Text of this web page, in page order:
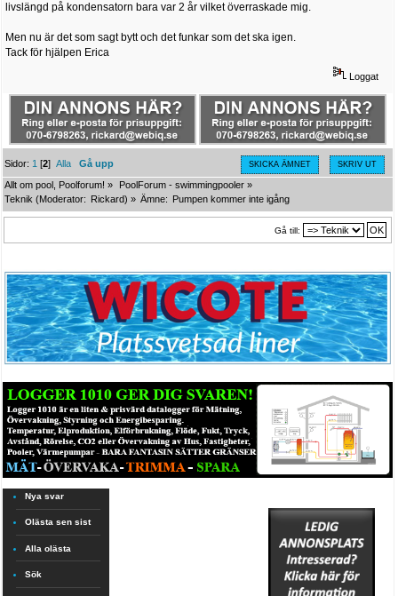
livslängd på kondensatorn bara var 2 år vilket överraskade mig.
Men nu är det som sagt bytt och det funkar som det ska igen.
Tack för hjälpen Erica
Loggat
SKICKA ÄMNET SKRIV UT
Sidor: 1 [2]Alla
Gå upp
Allt om pool, Poolforum! » PoolForum - swimmingpooler »
Teknik (Moderator: Rickard) » Ämne: Pumpen kommer inte igång
Gå till:
Nya svar
Olästa sen sist
Alla olästa
Sök